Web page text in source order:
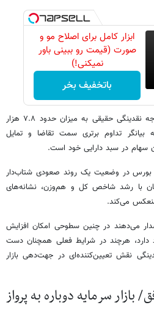
ابزار کامل برای اصلاح مو و
صورت (قیمت رو ببینی باور
نمیکنی!)
باتخفیف بخر
در بخش جریان پول، ورود قابل توجه نقدینگی حقیقی به میزان حدود ۷.۸ هزار
تداوم برتری سمت تقاضا و تمایل
سهام در سبد دارایی خود است.
بورس در وضعیت یک روند صعودی شتاب‌دار
با رشد شاخص کل و هم‌وزن، نشانه‌های
می‌کند.
می‌دهند در چنین سطوحی امکان افزایش
دارد، هرچند در شرایط فعلی همچنان دست
نقش تعیین‌کننده‌ای در جهت‌دهی بازار
بازار سرمایه دوباره به پرواز